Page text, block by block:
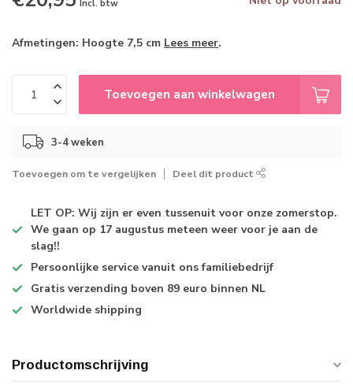
Incl. btw
Afmetingen: Hoogte 7,5 cm Lees meer.
Toevoegen aan winkelwagen
3-4 weken
Toevoegen om te vergelijken Deel dit product
LET OP: Wij zijn er even tussenuit voor onze zomerstop.
We gaan op 17 augustus meteen weer voor je aan de
slag!!
Persoonlijke service vanuit ons familiebedrijf
Gratis verzending boven 89 euro binnen NL
Worldwide shipping
Productomschrijving